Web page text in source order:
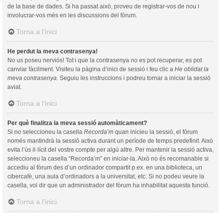
de la base de dades. Si ha passat això, proveu de registrar-vos de nou i
involucrar-vos més en les discussions del fòrum.
Torna a l’inici
He perdut la meva contrasenya!
No us poseu nerviós! Tot i que la contrasenya no es pot recuperar, es pot
canviar fàcilment. Visiteu la pàgina d’inici de sessió i feu clic a He oblidat la
meva contrasenya . Seguiu les instruccions i podreu tornar a iniciar la sessió
aviat.
Torna a l’inici
Per què finalitza la meva sessió automàticament?
Si no seleccioneu la casella Recorda’m quan inicieu la sessió, el fòrum
només mantindrà la sessió activa durant un període de temps predefinit. Això
evita l’ús il·lícit del vostre compte per algú altre. Per mantenir la sessió activa,
seleccioneu la casella “Recorda’m” en iniciar-la. Això no és recomanable si
accediu al fòrum des d’un ordinador compartit p.ex. en una biblioteca, un
cibercafè, una aula d’ordinadors a la universitat, etc. Si no podeu veure la
casella, vol dir que un administrador del fòrum ha inhabilitat aquesta funció.
Torna a l’inici